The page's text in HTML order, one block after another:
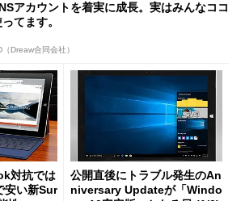
アカウントを着実に成長。実はみんなココ
てます。
（Dreaw合同会社）
対抗では
い新Sur
公開直後にトラブル発生のAn
niversary Updateが「Windo